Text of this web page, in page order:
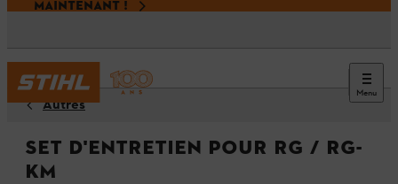
MAINTENANT !
Menu
Autres
Set d'entretien pour RG / RG-
KM